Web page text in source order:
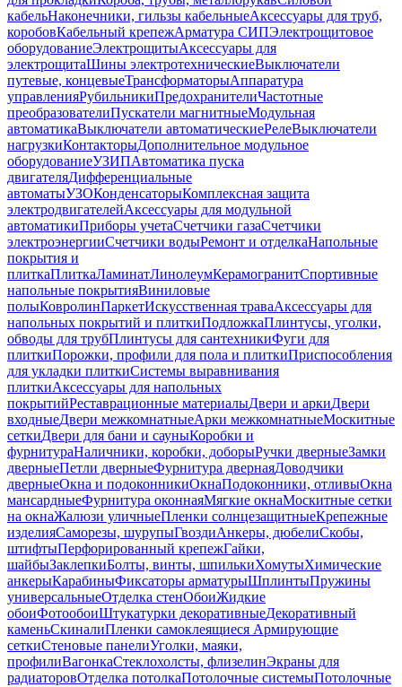
кабельНаконечники, гильзы кабельныеАксессуары для труб,
коробовКабельный крепежАрматура СИПЭлектрощитовое
оборудованиеЭлектрощитыАксессуары для
электрощитаШины электротехническиеВыключатели
путевые, концевыеТрансформаторыАппаратура
управленияРубильникиПредохранителиЧастотные
преобразователиПускатели магнитныеМодульная
автоматикаВыключатели автоматическиеРелеВыключатели
нагрузкиКонтакторыДополнительное модульное
оборудованиеУЗИПАвтоматика пуска
двигателяДифференциальные
автоматыУЗОКонденсаторыКомплексная защита
электродвигателейАксессуары для модульной
автоматикиПриборы учетаСчетчики газаСчетчики
электроэнергииСчетчики водыРемонт и отделкаНапольные
покрытия и
плиткаПлиткаЛаминатЛинолеумКерамогранитСпортивные
напольные покрытияВиниловые
полыКовролинПаркетИскусственная траваАксессуары для
напольных покрытий и плиткиПодложкаПлинтусы, уголки,
обводы для трубПлинтусы для сантехникиФуги для
плиткиПорожки, профили для пола и плиткиПриспособления
для укладки плиткиСистемы выравнивания
плиткиАксессуары для напольных
покрытийРеставрационные материалыДвери и аркиДвери
входныеДвери межкомнатныеАрки межкомнатныеМоскитные
сеткиДвери для бани и сауныКоробки и
фурнитураНаличники, коробки, доборыРучки дверныеЗамки
дверныеПетли дверныеФурнитура двернаяДоводчики
дверныеОкна и подоконникиОкнаПодоконники, отливыОкна
мансардныеФурнитура оконнаяМягкие окнаМоскитные сетки
на окнаЖалюзи уличныеПленки солнцезащитныеКрепежные
изделияСаморезы, шурупыГвоздиАнкеры, дюбелиСкобы,
штифтыПерфорированный крепежГайки,
шайбыЗаклепкиБолты, винты, шпилькиХомутыХимические
анкерыКарабиныФиксаторы арматурыШплинтыПружины
универсальныеОтделка стенОбоиЖидкие
обоиФотообоиШтукатурки декоративныеДекоративный
каменьСкиналиПленки самоклеящиеся Армирующие
сеткиСтеновые панелиУголки, маяки,
профилиВагонкаСтеклохолсты, флизелинЭкраны для
радиаторовОтделка потолкаПотолочные системыПотолочные